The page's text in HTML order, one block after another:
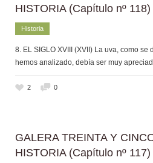
HISTORIA (Capítulo nº 118)
Historia
8. EL SIGLO XVIII (XVII) La uva, como
hemos analizado, debía ser muy
2 0
GALERA TREINTA Y
HISTORIA (Capítulo nº 117)